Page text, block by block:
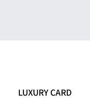
LUXURY CARD